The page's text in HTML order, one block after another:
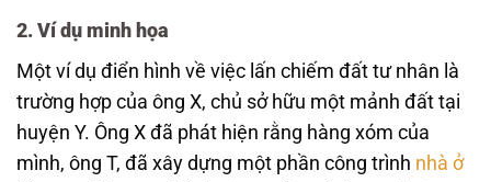
2. Ví dụ minh họa
Một ví dụ điển hình về việc lấn chiếm đất tư nhân là
trường hợp của ông X, chủ sở hữu một mảnh đất tại
huyện Y. Ông X đã phát hiện rằng hàng xóm của
mình, ông T, đã xây dựng một phần công trình nhà ở